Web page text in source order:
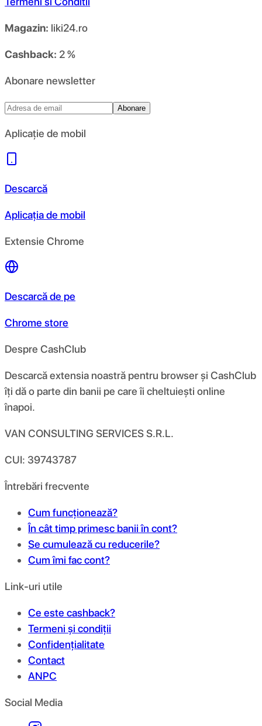
Magazin: liki24.ro
Cashback: 2 %
Abonare newsletter
Abonare
Aplicație de mobil
Descarcă
Aplicația de mobil
Extensie Chrome
Descarcă de pe
Chrome store
Despre CashClub
Descarcă extensia noastră pentru browser și CashClub
îți dă o parte din banii pe care îi cheltuiești online
înapoi.
VAN CONSULTING SERVICES S.R.L.
CUI: 39743787
Întrebări frecvente
Cum funcționează?
În cât timp primesc banii în cont?
Se cumulează cu reducerile?
Cum îmi fac cont?
Link-uri utile
Ce este cashback?
Termeni și condiții
Confidențialitate
Contact
ANPC
Social Media